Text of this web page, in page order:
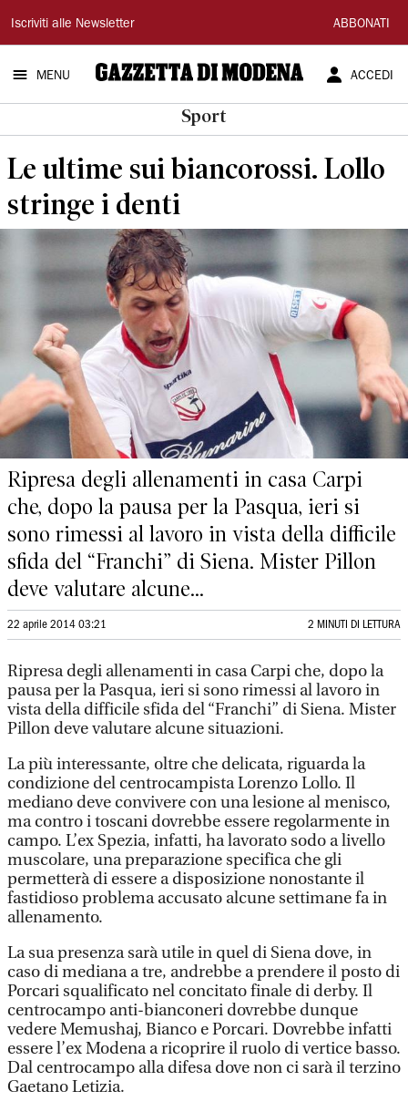
Gazzetta
di
Modena
Iscriviti alle Newsletter ABBONATI
MENU ACCEDI
Sport
Le ultime sui biancorossi. Lollo
stringe i denti
Ripresa degli allenamenti in casa Carpi
che, dopo la pausa per la Pasqua, ieri si
sono rimessi al lavoro in vista della difficile
sfida del “Franchi” di Siena. Mister Pillon
deve valutare alcune...
22 aprile 2014 03:21 2 MINUTI DI LETTURA
Ripresa degli allenamenti in casa Carpi che, dopo la
pausa per la Pasqua, ieri si sono rimessi al lavoro in
vista della difficile sfida del “Franchi” di Siena. Mister
Pillon deve valutare alcune situazioni.
La più interessante, oltre che delicata, riguarda la
condizione del centrocampista Lorenzo Lollo. Il
mediano deve convivere con una lesione al menisco,
ma contro i toscani dovrebbe essere regolarmente in
campo. L’ex Spezia, infatti, ha lavorato sodo a livello
muscolare, una preparazione specifica che gli
permetterà di essere a disposizione nonostante il
fastidioso problema accusato alcune settimane fa in
allenamento.
La sua presenza sarà utile in quel di Siena dove, in
caso di mediana a tre, andrebbe a prendere il posto di
Porcari squalificato nel concitato finale di derby. Il
centrocampo anti-bianconeri dovrebbe dunque
vedere Memushaj, Bianco e Porcari. Dovrebbe infatti
essere l’ex Modena a ricoprire il ruolo di vertice basso.
Dal centrocampo alla difesa dove non ci sarà il terzino
Gaetano Letizia.